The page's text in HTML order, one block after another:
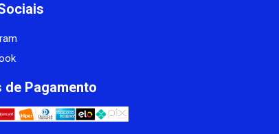
de Pagamento